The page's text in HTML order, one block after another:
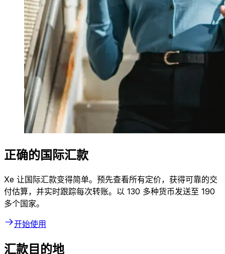
正确的国际汇款
Xe 让国际汇款变得简单。预先查看所有定价，获得可靠的交
付估算，并实时跟踪每次转账。以 130 多种货币发送至 190
多个国家。
开始使用
汇款目的地